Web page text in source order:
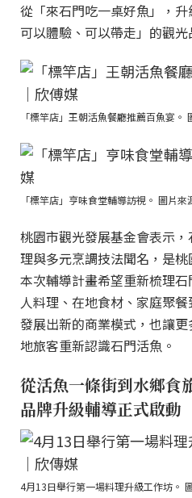
從「來石門吃一桌好魚」，升
可以體驗、可以帶走」的觀光
「標竿店」王朝活魚餐廳推薦百魚宴。
「標竿店」亨味食堂輔導訪視。 圖片來
桃園市觀光發展基金會表示
理與多元烹調技法聞名，是
本次輔導計畫希望重新梳理
人料理、在地食材、家庭聚
發展出新的商業模式，也讓
地旅客重新認識石門活魚。
從活魚一條街到水鄉食
品牌升級輔導正式啟動
4月13日舉行第一場料理升級工作坊。